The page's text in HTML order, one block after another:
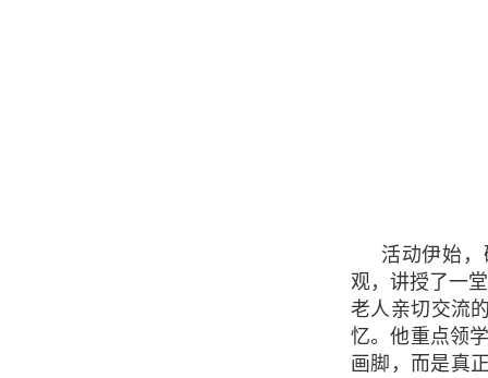
活动伊始
观，讲授了一
老人亲切交流
忆。他重点领
画脚，而是真